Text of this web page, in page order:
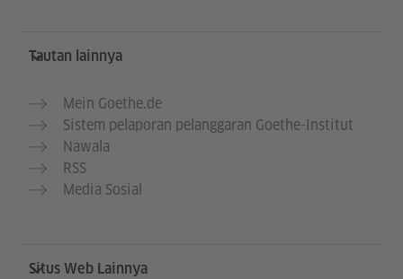
Tautan lainnya
Mein Goethe.de
Sistem pelaporan pelanggaran Goethe-Institut
Nawala
RSS
Media Sosial
Situs Web Lainnya